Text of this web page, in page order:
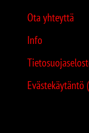
Ota yhteyttä
Info
Evästekäytäntö